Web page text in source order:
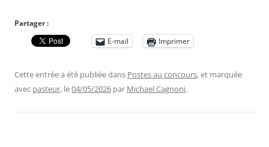
Partager :
E-mail
Imprimer
Cette entrée a été publiée dans Postes au concours, et marquée
avec pasteur, le04/05/2026 par Michael Cagnoni.